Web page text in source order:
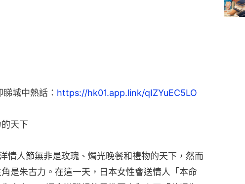
城中熱話： https://hk01.app.link/qIZYuEC5LO
天下
情人節無非是玫瑰、燭光晚餐和禮物的天下，然而
是朱古力。在這一天，日本女性會送情人「本命